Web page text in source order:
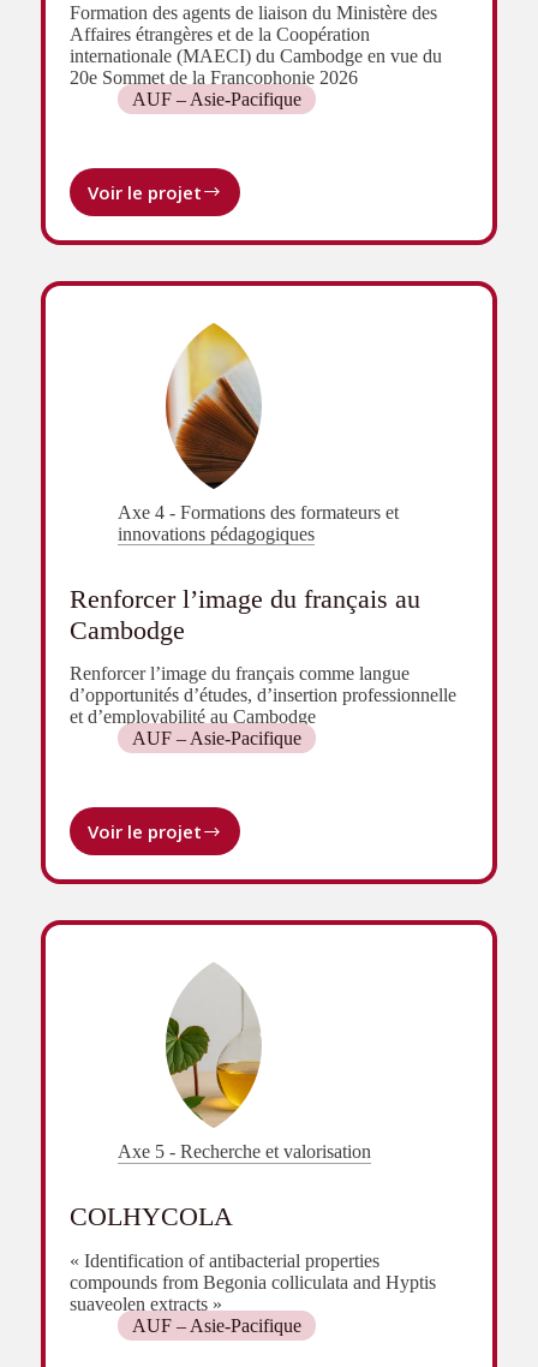
Formation des agents de liaison du Ministère des
Affaires étrangères et de la Coopération
internationale (MAECI) du Cambodge en vue du
20e Sommet de la Francophonie 2026
AUF – Asie-Pacifique
Voir le projet
Formation
agents
Cambodge
Axe 4 - Formations des formateurs et
innovations pédagogiques
Renforcer l’image du français au
Cambodge
Renforcer l’image du français comme langue
d’opportunités d’études, d’insertion professionnelle
et d’employabilité au Cambodge
AUF – Asie-Pacifique
Voir le projet
Renforcer
du
Cambodge
Axe 5 - Recherche et valorisation
COLHYCOLA
« Identification of antibacterial properties
compounds from Begonia colliculata and Hyptis
suaveolen extracts »
AUF – Asie-Pacifique